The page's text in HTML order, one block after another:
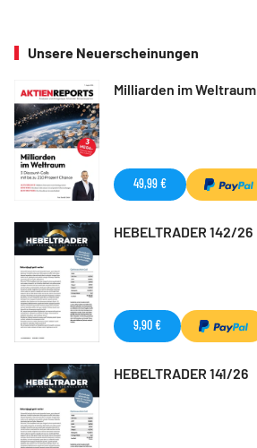
Unsere Neuerscheinungen
Milliarden im Weltraum
49,99 €
HEBELTRADER 142/26
9,90 €
HEBELTRADER 141/26